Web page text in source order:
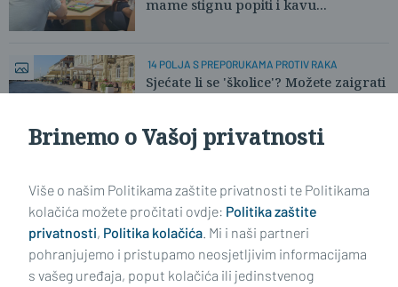
mame stignu popiti i kavu...
14 POLJA S PREPORUKAMA PROTIV RAKA
Sjećate li se 'školice'? Možete zaigrati
Brinemo o Vašoj privatnosti
Više o našim Politikama zaštite privatnosti te Politikama
kolačića možete pročitati ovdje: Politika zaštite
privatnosti, Politika kolačića. Mi i naši partneri
pohranjujemo i pristupamo neosjetljivim informacijama
s vašeg uređaja, poput kolačića ili jedinstvenog